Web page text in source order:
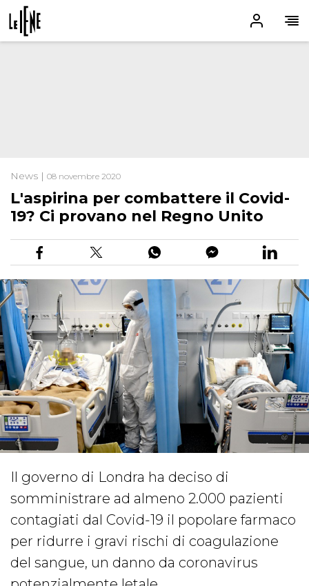
News | 08 novembre 2020
L'aspirina per combattere il Covid-
19? Ci provano nel Regno Unito
Il governo di Londra ha deciso di
somministrare ad almeno 2.000 pazienti
contagiati dal Covid-19 il popolare farmaco
per ridurre i gravi rischi di coagulazione
del sangue, un danno da coronavirus